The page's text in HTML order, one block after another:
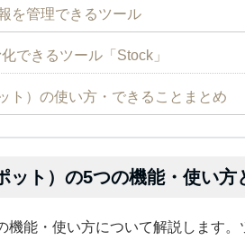
を管理できるツール
できるツール「Stock」
ト）の使い方・できることまとめ
ット）の5つの機能・使い方
機能・使い方について解説します